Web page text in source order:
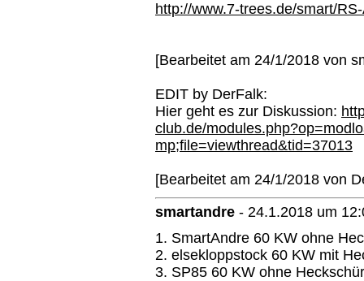
http://www.7-trees.de/smart/
[Bearbeitet am 24/1/2018 von
EDIT by DerFalk:
Hier geht es zur Diskussion:
club.de/
mp;file=viewthread&tid=37013
[Bearbeitet am 24/1/2018 von
smartandre - 24.1.2018 um
1. SmartAndre 60 KW ohne
2. elsekloppstock 60 KW mit
3. SP85 60 KW ohne